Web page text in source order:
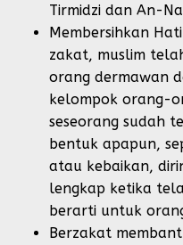
Tirmidzi dan An-
Membersihkan
zakat, muslim
orang dermawan
kelompok orang-
seseorang sudah
bentuk apapun,
atau kebaikan,
lengkap ketika
berarti untuk
Berzakat